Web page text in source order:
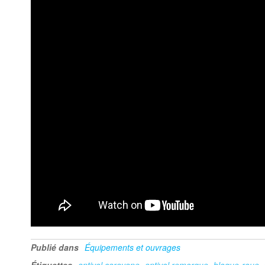
Publié dans Équipements et ouvrages